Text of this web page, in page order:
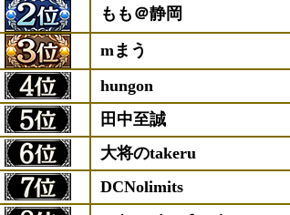
もも＠静岡
mまう
hungon
田中至誠
大将のtakeru
DCNolimits